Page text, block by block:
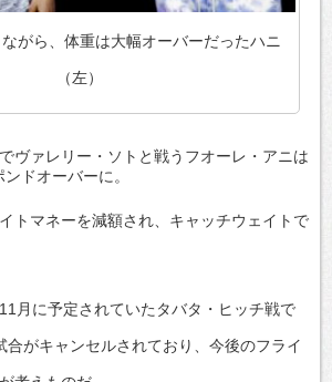
がら、体重は大幅オーバーだったハニ
（左）
ヴァレリー・ソトと戦うフオーレ・アニは
ドオーバーに。
トマネーを減額され、キャッチウェイトで
月に予定されていたタバタ・ヒッチ戦で
合がキャンセルされており、今後のフライ